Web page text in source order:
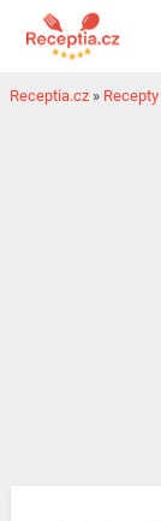
Receptia.cz » Recepty